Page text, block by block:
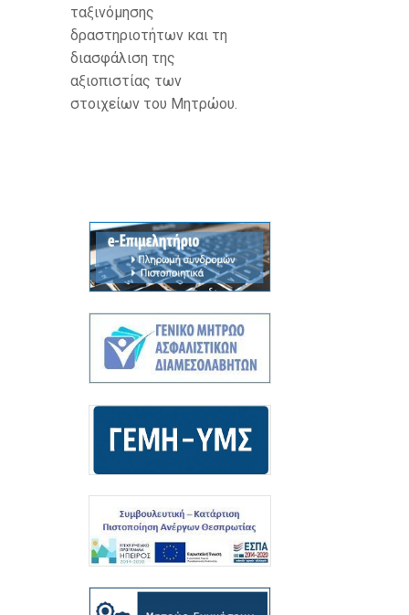
ταξινόμησης
δραστηριοτήτων και τη
διασφάλιση της
αξιοπιστίας των
στοιχείων του Μητρώου.